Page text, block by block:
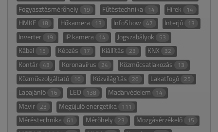
Fogyasztásmérőhely 19 Fűtéstechnika 14 Hírek 14
HMKE 18 Hőkamera 13 InfoShow 47 Interjú 13
Inverter 19 IP kamera 14 Jogszabályok 53
Kábel 15 Képzés 17 Kiállítás 23 KNX 32
Kontár 43 Koronavírus 24 Közműcsatlakozás 13
Közműszolgáltató 16 Közvilágítás 26 Lakatfogó 25
Lapajánló 16 LED 138 Madárvédelem 14
Mavir 23 Megújuló energetika 111
Méréstechnika 61 Mérőhely 23 Mozgásérzékelő 15